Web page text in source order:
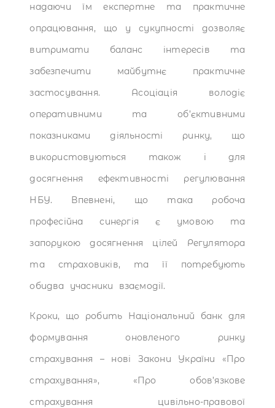
надаючи їм експертне та практичне
опрацювання, що у сукупності дозволяє
витримати баланс інтересів та
забезпечити майбутнє практичне
застосування. Асоціація володіє
оперативними та об’єктивними
показниками діяльності ринку, що
використовуються також і для
досягнення ефективності регулювання
НБУ. Впевнені, що така робоча
професійна синергія є умовою та
запорукою досягнення цілей Регулятора
та страховиків, та її потребують
обидва учасники взаємодії.
Кроки, що робить Національний банк для
формування оновленого ринку
страхування – нові Закони України «Про
страхування», «Про обов’язкове
страхування цивільно-правової